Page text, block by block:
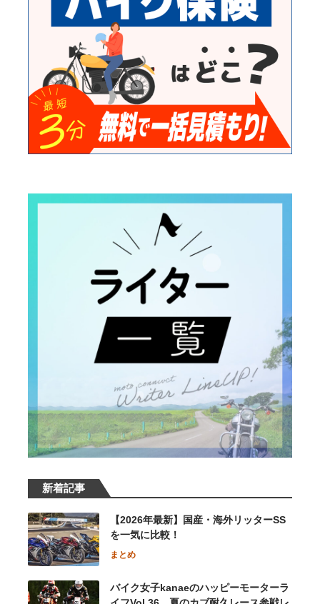
新着記事
【2026年最新】国産・海外リッターSS
を一気に比較！
まとめ
バイク女子kanaeのハッピーモーターラ